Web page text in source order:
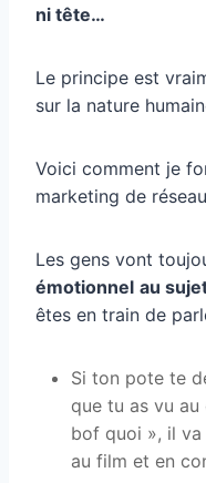
ni tête…
Le principe est
sur la nature
Voici comment je
marketing de
Les gens vont
émotionnel au
êtes en train de
Si ton pote te
que tu as vu
bof quoi », il
au film et en